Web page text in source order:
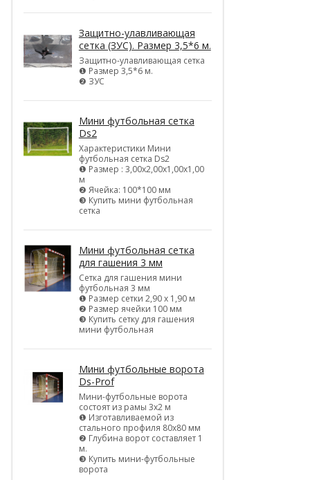
Защитно-улавливающая
сетка (ЗУС). Размер 3,5*6 м.
Защитно-улавливающая сетка
❶ Размер 3,5*6 м.
❷ ЗУС
Мини футбольная сетка
Ds2
Характеристики Мини
футбольная сетка Ds2
❶ Размер : 3,00х2,00х1,00х1,00
м
❷ Ячейка: 100*100 мм
❸ Купить мини футбольная
сетка
Мини футбольная сетка
для гашения 3 мм
Сетка для гашения мини
футбольная 3 мм
❶ Размер сетки 2,90 х 1,90 м
❷ Размер ячейки 100 мм
❸ Купить сетку для гашения
мини футбольная
Мини футбольные ворота
Ds-Prof
Мини-футбольные ворота
состоят из рамы 3х2 м
❶ Изготавливаемой из
стального профиля 80х80 мм
❷ Глубина ворот составляет 1
м.
❸ Купить мини-футбольные
ворота